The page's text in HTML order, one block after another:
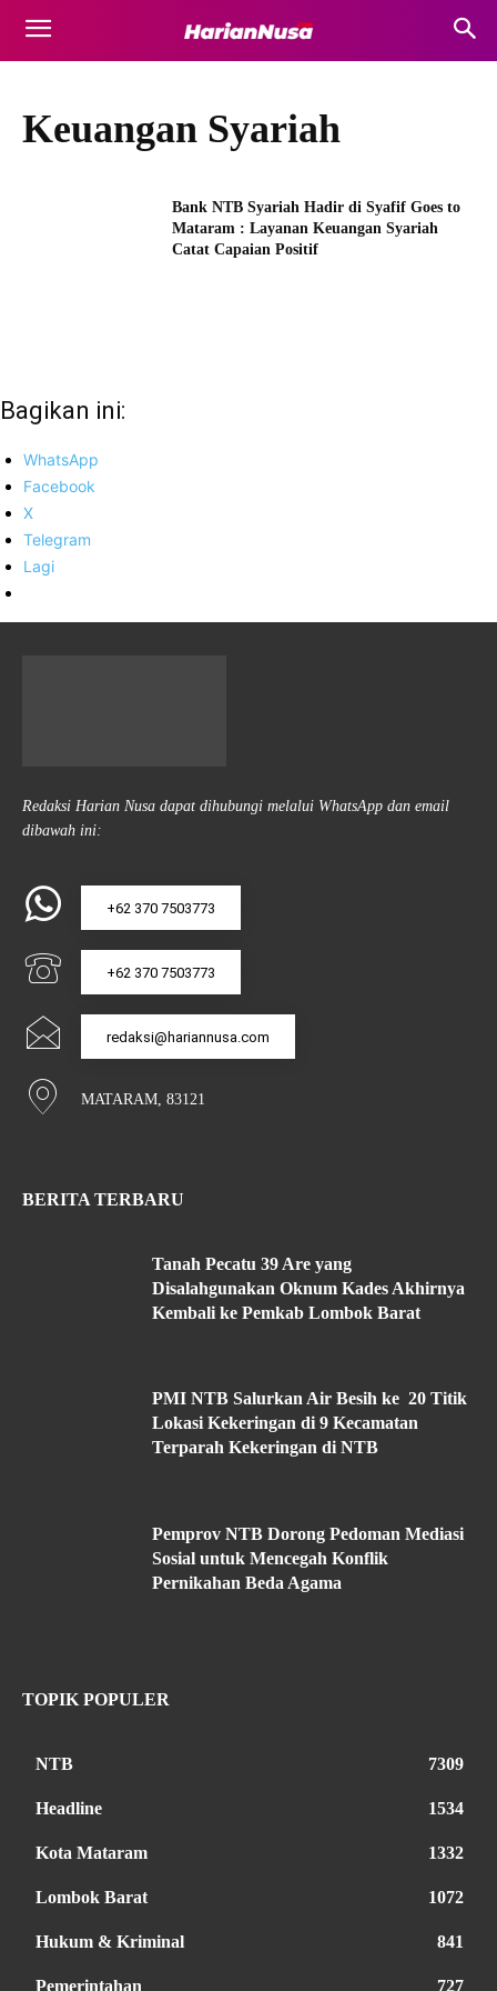
Keuangan Syariah
Bank NTB Syariah Hadir di Syafif Goes to
Mataram : Layanan Keuangan Syariah
Catat Capaian Positif
Bagikan ini:
WhatsApp
Facebook
X
Telegram
Lagi
Redaksi Harian Nusa dapat dihubungi melalui WhatsApp dan email
dibawah ini:
+62 370 7503773
+62 370 7503773
redaksi@hariannusa.com
MATARAM, 83121
BERITA TERBARU
Tanah Pecatu 39 Are yang
Disalahgunakan Oknum Kades Akhirnya
Kembali ke Pemkab Lombok Barat
PMI NTB Salurkan Air Besih ke 20 Titik
Lokasi Kekeringan di 9 Kecamatan
Terparah Kekeringan di NTB
Pemprov NTB Dorong Pedoman Mediasi
Sosial untuk Mencegah Konflik
Pernikahan Beda Agama
TOPIK POPULER
NTB 7309
Headline 1534
Kota Mataram 1332
Lombok Barat 1072
Hukum & Kriminal 841
Pemerintahan 727